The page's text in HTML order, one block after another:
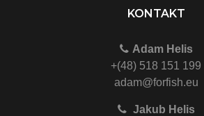
KONTAKT
Adam Helis
+(48) 518 151 199
adam@forfish.eu
Jakub Helis